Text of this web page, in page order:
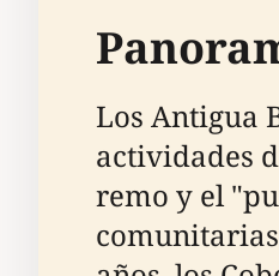
Los Antigua
actividades
remo y el